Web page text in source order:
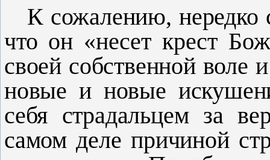
К сожалению, нередко
что он «несет крест
своей собственной воле
новые и но­вые
себя страдальцем за
самом деле причи­ной